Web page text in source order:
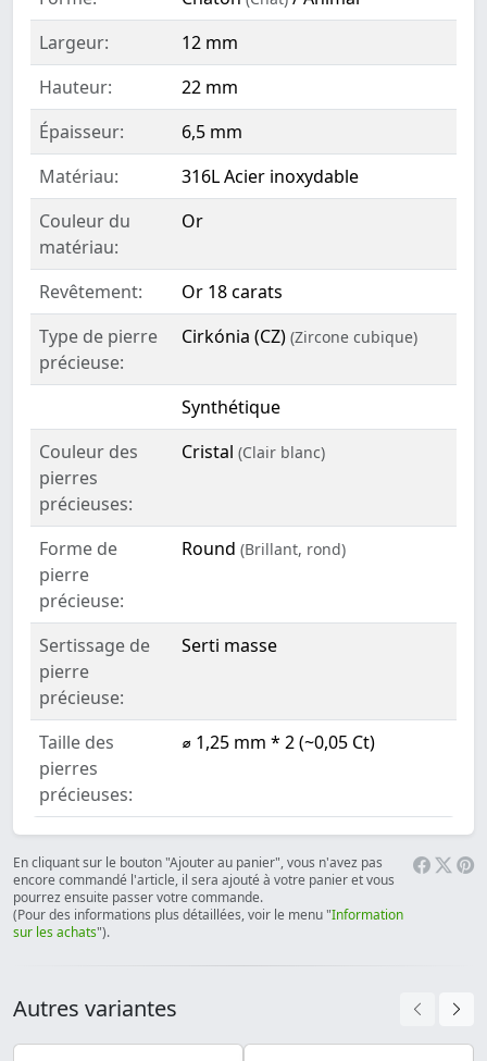
Largeur:
12 mm
Hauteur:
22 mm
Épaisseur:
6,5 mm
Matériau:
316L Acier inoxydable
Couleur du
matériau:
Or
Revêtement:
Or 18 carats
Type de pierre
précieuse:
Cirkónia (CZ) (Zircone cubique)
Synthétique
Couleur des
pierres
précieuses:
Cristal (Clair blanc)
Forme de
pierre
précieuse:
Round (Brillant, rond)
Sertissage de
pierre
précieuse:
Serti masse
Taille des
pierres
précieuses:
⌀ 1,25 mm * 2 (~0,05 Ct)
En cliquant sur le bouton "Ajouter au panier", vous n'avez pas
encore commandé l'article, il sera ajouté à votre panier et vous
pourrez ensuite passer votre commande.
(Pour des informations plus détaillées, voir le menu "Information
sur les achats").
Autres variantes